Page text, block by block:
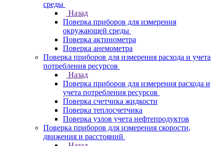
среды
Назад
Поверка приборов для измерения
окружающей среды
Поверка актинометра
Поверка анемометра
Поверка приборов для измерения расхода и учета
потребления ресурсов
Назад
Поверка приборов для измерения расхода и
учета потребления ресурсов
Поверка счетчика жидкости
Поверка теплосчетчика
Поверка узлов учета нефтепродуктов
Поверка приборов для измерения скорости,
движения и расстояний